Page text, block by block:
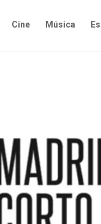
Cine Música